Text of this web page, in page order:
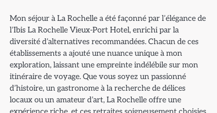
Mon séjour à La Rochelle a été façonné par l’élégance de
l’Ibis La Rochelle Vieux-Port Hotel, enrichi par la
diversité d’alternatives recommandées. Chacun de ces
établissements a ajouté une nuance unique à mon
exploration, laissant une empreinte indélébile sur mon
itinéraire de voyage. Que vous soyez un passionné
d’histoire, un gastronome à la recherche de délices
locaux ou un amateur d’art, La Rochelle offre une